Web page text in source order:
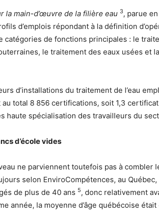
la main-d’œuvre de la filière eau 3, parue
d’emplois répondant à la définition
de fonctions principales : le
le traitement des eaux usées et
d’installations du traitement de l’eau
total 8 856 certifications, soit 1,3
haute spécialisation des travailleurs du
d’école vides
ne parviennent toutefois pas à combler
selon EnviroCompétences, au
de plus de 40 ans 5, donc relativement
année, la moyenne d’âge québécoise